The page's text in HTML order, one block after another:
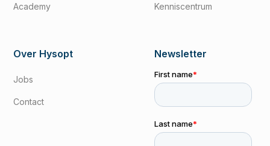
Academy Kenniscentrum
Over Hysopt
Jobs
Contact
Newsletter